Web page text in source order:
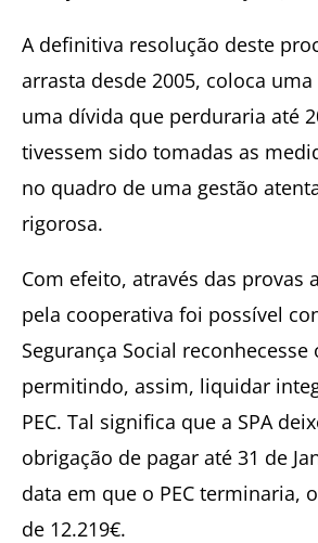
A definitiva resolução deste
arrasta desde 2005, coloca
uma dívida que perduraria até
tivessem sido tomadas as
no quadro de uma gestão
rigorosa.
Com efeito, através das provas
pela cooperativa foi possível
Segurança Social
permitindo, assim, liquidar
PEC. Tal significa que a SPA
obrigação de pagar até 31 de
data em que o PEC terminaria,
de 12.219€.